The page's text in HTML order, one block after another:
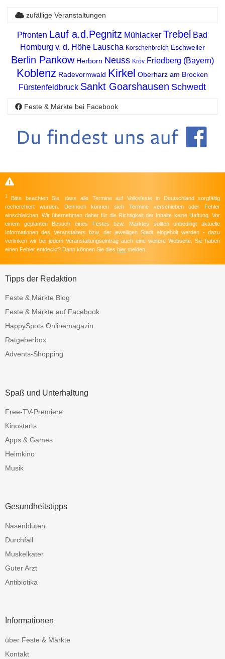
zufällige Veranstaltungen
Pfronten Lauf a.d.Pegnitz Mühlacker Trebel Bad
Homburg v. d. Höhe Lauscha Korschenbroich Eschweiler
Berlin Pankow Herborn Neuss Kröv Friedberg (Bayern)
Koblenz Radevormwald Kirkel Oberharz am Brocken
Fürstenfeldbruck Sankt Goarshausen Schwedt
Feste & Märkte bei Facebook
1
Bitte beachten Sie, dass alle Termine auf Volksfeste in Deutschland sorgfältig
recherchiert wurden. Dennoch können sich Termine verschieben oder Fehler
einschleichen. Wir übernehmen daher für die Richtigkeit der Inhalte keine Haftung. Vor
einem geplanten Besuch eines Festes bzw. Marktes sollten unbedingt aktuelle
Informationen des Veranstalters bzw. der jeweiligen Stadt eingeholt werden - dazu
verlinken wir bei jedem Veranstaltungseintrag auch eine weitere Webseite. Sie haben
einen Fehler entdeckt? Dann können Sie dies hier melden.
Tipps der Redaktion
Feste & Märkte Blog
Feste & Märkte auf Facebook
HappySpots Onlinemagazin
Ratgeberbox
Advents-Shopping
Spaß und Unterhaltung
Free-TV-Premiere
Kinostarts
Apps & Games
Heimkino
Musik
Gesundheitstipps
Nasenbluten
Durchfall
Muskelkater
Guter Arzt
Antibiotika
Informationen
über Feste & Märkte
Kontakt